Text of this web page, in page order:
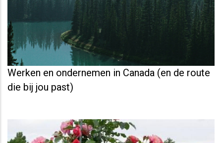
Werken en ondernemen in Canada (en de route
die bij jou past)